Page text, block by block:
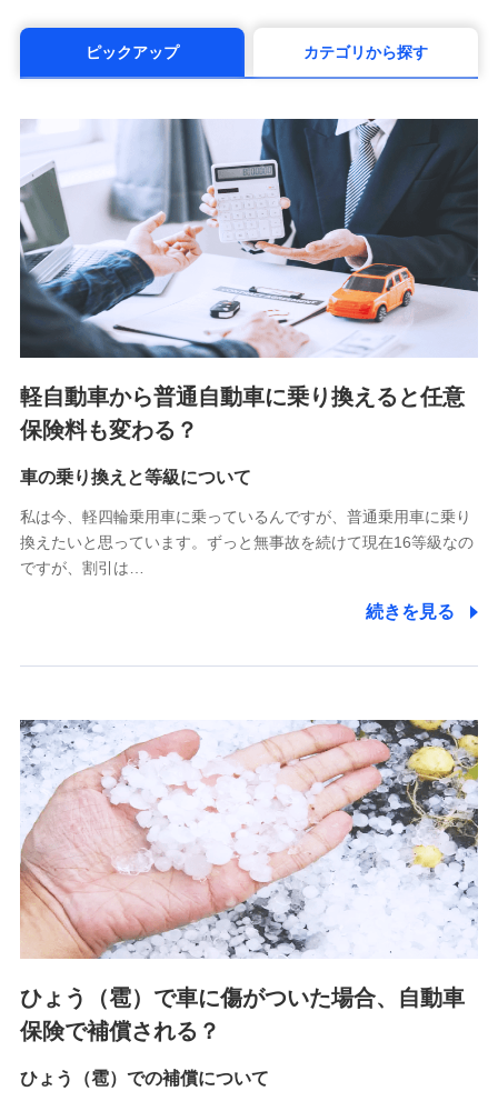
（https://www.msa-life.co.jp/）
メットライフ生命株式会社(https://www.metlife.co.jp/)
■少額短期保険
株式会社アシロ少額短期保険 (https://kailash.co.jp/)
SBIいきいき少額短期保険会社 (https://www.i-
sedai.com/)
SBIペット少額短期保険株式会社 (https://www.sbipet-
ssi.co.jp/)
SBIリスタ少額短期保険会社
(https://www.jishin.co.jp/)
スマートプラス少額短期保険株式会社
チューリッヒ少額短期保険株式会社
(https://www.zurichssi.co.jp/)
(https://www.tokiomarine-x.co.jp/)
(https://pshoken.co.jp/)
リトルファミリー少額短期保険株式会社
(https://www.littlefamily-ssi.com/)
郵便、電話、およびＥメール等により、当社と取引のあるも
た維持管理等の委託業務遂行のため、またそれらに付帯、関
連する当社および提携会社のサービスを案内、提供するため
（なお、当社は複数の保険会社と取引があり、取得した個人
情報を取引のある他の保険会社の商品・サービスをご提案す
るために利用させていただくことがあります。）
上記に係る連絡・手続き・管理等付帯業務を行うため
3.セミナー募集サイトから取得した個人情報
各種セミナーの案内、開催のため
上記に係る連絡・手続き・管理等付帯業務を行うため
4.家族・友達紹介にて取得した個人情報
被紹介者への連絡、及び当社と取引のあるもしくは委託を受
けている保険会社・提携会社の保険その他に関する情報を提
供し、金融商品等の契約を勧奨するため
アンケートやキャンペーン等の実施のため
ピックアップ カテゴリから探す
軽自動車から普通自動車に乗り換えると任意
保険料も変わる？
車の乗り換えと等級について
私は今、軽四輪乗用車に乗っているんですが、普通乗用車に乗り
換えたいと思っています。ずっと無事故を続けて現在16等級なの
ですが、割引は…
続きを見る
ひょう（雹）で車に傷がついた場合、自動車
保険で補償される？
ひょう（雹）での補償について